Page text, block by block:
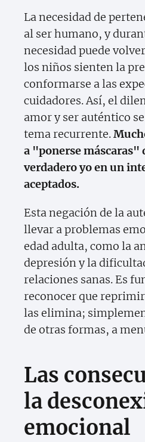
La necesidad de
al ser humano, y
necesidad puede
los niños sienten la
conformarse a las
cuidadores. Así, el
amor y ser auténtico
tema recurrente.
a "ponerse máscaras"
verdadero yo en un
aceptados.
Esta negación de la
llevar a problemas
edad adulta, como la
depresión y la
relaciones sanas. Es
reconocer que
las elimina;
de otras formas, a
Las
la
emocional